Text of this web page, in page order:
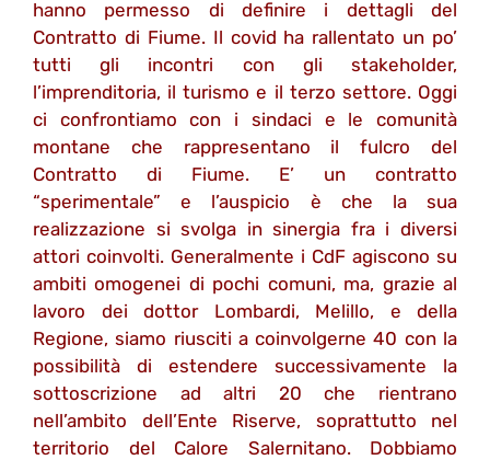
hanno permesso di definire i dettagli del
Contratto di Fiume. Il covid ha rallentato un po’
tutti gli incontri con gli stakeholder,
l’imprenditoria, il turismo e il terzo settore. Oggi
ci confrontiamo con i sindaci e le comunità
montane che rappresentano il fulcro del
Contratto di Fiume. E’ un contratto
“sperimentale” e l’auspicio è che la sua
realizzazione si svolga in sinergia fra i diversi
attori coinvolti. Generalmente i CdF agiscono su
ambiti omogenei di pochi comuni, ma, grazie al
lavoro dei dottor Lombardi, Melillo, e della
Regione, siamo riusciti a coinvolgerne 40 con la
possibilità di estendere successivamente la
sottoscrizione ad altri 20 che rientrano
nell’ambito dell’Ente Riserve, soprattutto nel
territorio del Calore Salernitano. Dobbiamo